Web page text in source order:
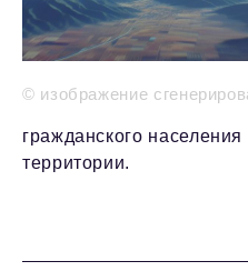
© изображение
гражданского
территории.